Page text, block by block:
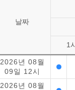
날짜
1
2026년 08월
09일 12시
2026년 08월